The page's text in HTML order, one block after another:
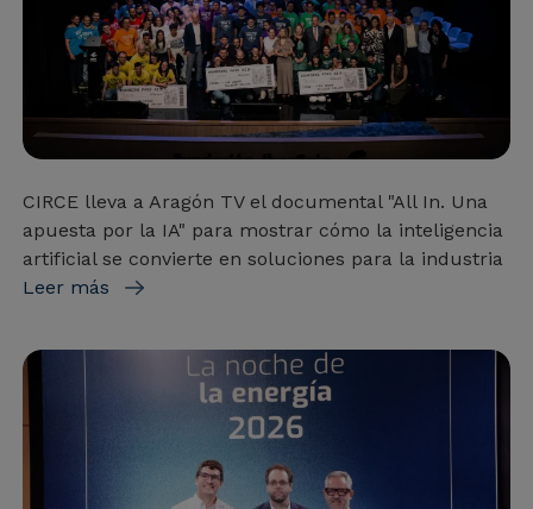
CIRCE lleva a Aragón TV el documental "All In. Una
apuesta por la IA" para mostrar cómo la inteligencia
artificial se convierte en soluciones para la industria
Leer más